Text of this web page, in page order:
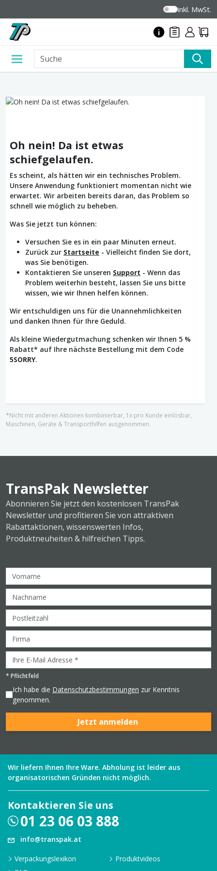
inkl. MwSt.
Oh nein! Da ist etwas
schiefgelaufen.
Es scheint, als hätten wir ein technisches Problem.
Unsere Anwendung funktioniert momentan nicht wie
erwartet. Wir arbeiten bereits daran, das Problem so
schnell wie möglich zu beheben.
Was Sie jetzt tun können:
Versuchen Sie es in ein paar Minuten erneut.
Zurück zur Startseite - Vielleicht finden Sie dort,
was Sie benötigen.
Kontaktieren Sie unseren Support - Wenn das
Problem weiterhin besteht, lassen Sie uns bitte
wissen, wie wir Ihnen helfen können.
Wir entschuldigen uns für die Unannehmlichkeiten
und danken Ihnen für Ihre Geduld.
Als kleine Wiedergutmachung schenken wir Ihnen 5 %
Rabatt* auf Ihre nächste Bestellung mit dem Code
5SORRY.
*Nicht mit anderen Aktionen kombinierbar, 1x pro Kunde einlösbar,
Maschinen, Geräte & Transporthilfen ausgenommen.
TransPak Newsletter
Abonnieren Sie jetzt den kostenlosen TransPak
Newsletter und profitieren Sie von attraktiven
Rabattaktionen, wissenswerten Infos,
Produktneuheiten & hilfreichen Tipps.
* Pflichtfeld
Ich habe die Datenschutzbestimmungen zur Kenntnis
genommen.
Jetzt anmelden
Wir liefern Ihnen Ihre Ware. Abholung ist leider aus
organisatorischen Gründen nicht möglich.
Kontaktieren Sie uns
01 23 06 03 888
info@transpak.at
Verpackungslexikon
Produktvideos